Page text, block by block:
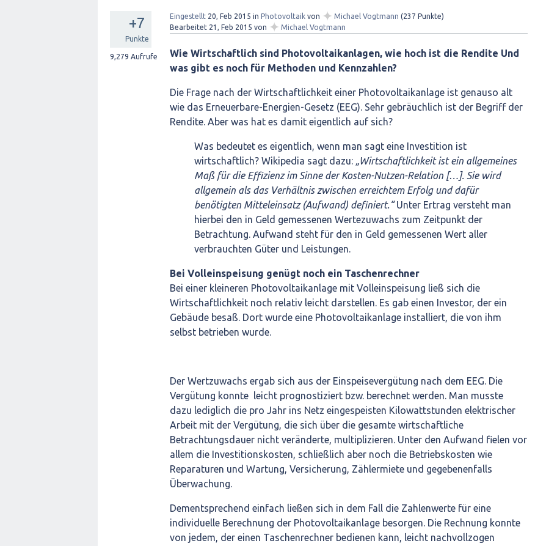
+7
Punkte
9,279 Aufrufe
Eingestellt 20, Feb 2015 in Photovoltaik von ✦ Michael Vogtmann (237 Punkte)
Bearbeitet 21, Feb 2015 von ✦ Michael Vogtmann
Wie Wirtschaftlich sind Photovoltaikanlagen, wie hoch ist die Rendite Und
was gibt es noch für Methoden und Kennzahlen?
Die Frage nach der Wirtschaftlichkeit einer Photovoltaikanlage ist genauso alt
wie das Erneuerbare-Energien-Gesetz (EEG). Sehr gebräuchlich ist der Begriff der
Rendite. Aber was hat es damit eigentlich auf sich?
Was bedeutet es eigentlich, wenn man sagt eine Investition ist
wirtschaftlich? Wikipedia sagt dazu: „Wirtschaftlichkeit ist ein allgemeines
Maß für die Effizienz im Sinne der Kosten-Nutzen-Relation […]. Sie wird
allgemein als das Verhältnis zwischen erreichtem Erfolg und dafür
benötigten Mitteleinsatz (Aufwand) definiert.“Unter Ertrag versteht man
hierbei den in Geld gemessenen Wertezuwachs zum Zeitpunkt der
Betrachtung. Aufwand steht für den in Geld gemessenen Wert aller
verbrauchten Güter und Leistungen.
Bei Volleinspeisung genügt noch ein Taschenrechner
Bei einer kleineren Photovoltaikanlage mit Volleinspeisung ließ sich die
Wirtschaftlichkeit noch relativ leicht darstellen. Es gab einen Investor, der ein
Gebäude besaß. Dort wurde eine Photovoltaikanlage installiert, die von ihm
selbst betrieben wurde.
Der Wertzuwachs ergab sich aus der Einspeisevergütung nach dem EEG. Die
Vergütung konnte leicht prognostiziert bzw. berechnet werden. Man musste
dazu lediglich die pro Jahr ins Netz eingespeisten Kilowattstunden elektrischer
Arbeit mit der Vergütung, die sich über die gesamte wirtschaftliche
Betrachtungsdauer nicht veränderte, multiplizieren. Unter den Aufwand fielen vor
allem die Investitionskosten, schließlich aber noch die Betriebskosten wie
Reparaturen und Wartung, Versicherung, Zählermiete und gegebenenfalls
Überwachung.
Dementsprechend einfach ließen sich in dem Fall die Zahlenwerte für eine
individuelle Berechnung der Photovoltaikanlage besorgen. Die Rechnung konnte
von jedem, der einen Taschenrechner bedienen kann, leicht nachvollzogen